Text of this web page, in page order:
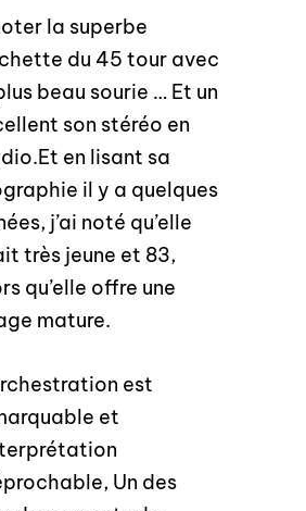
la superbe
du 45 tour avec
beau sourie … Et un
son stéréo en
en lisant sa
il y a quelques
j’ai noté qu’elle
très jeune et 83,
qu’elle offre une
mature.
est
et
Un des